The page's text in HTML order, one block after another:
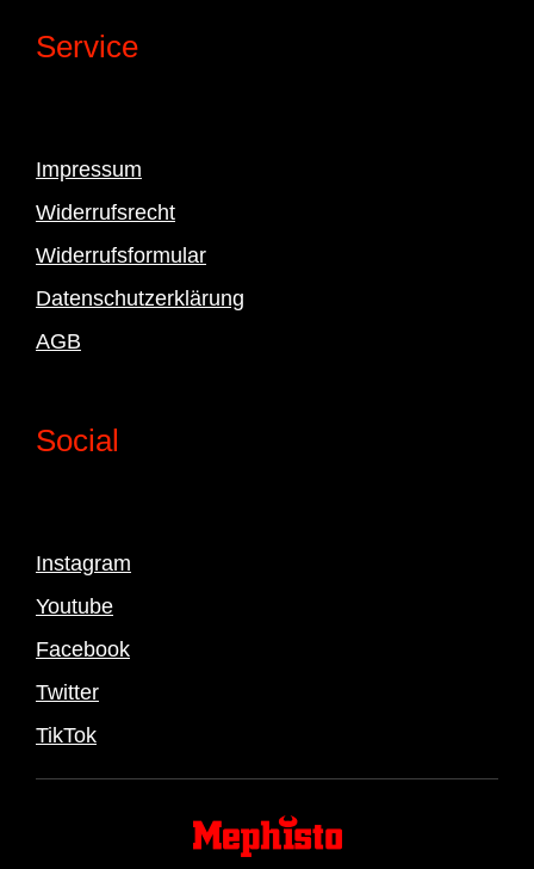
Service
Impressum
Widerrufsrecht
Widerrufsformular
Datenschutzerklärung
AGB
Social
Instagram
Youtube
Facebook
Twitter
TikTok